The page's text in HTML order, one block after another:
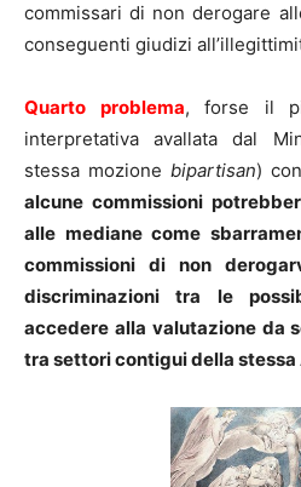
commissari di non derogare
conseguenti giudizi
Quarto problema, forse il
interpretativa avallata dal
stessa mozione bipartisan)
alcune commissioni
alle mediane come
commissioni di non
discriminazioni tra le
accedere alla valutazione da
tra settori contigui della stessa